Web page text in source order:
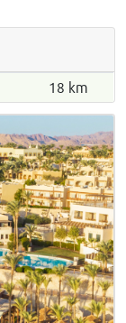
18 km